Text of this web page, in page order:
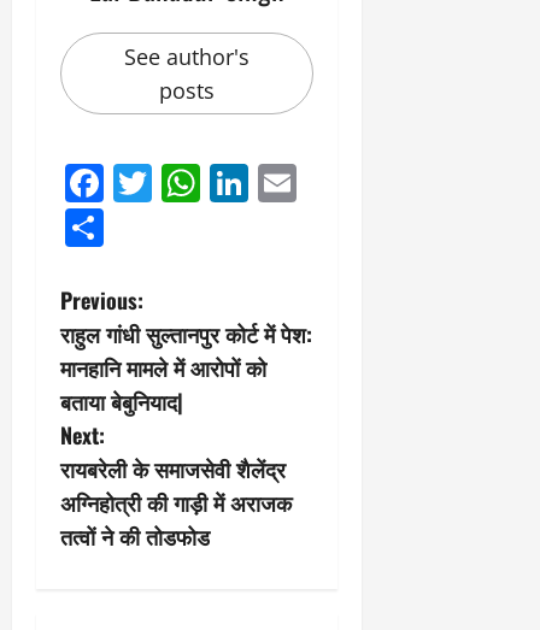
See author's
posts
Facebook
Twitter
WhatsApp
LinkedIn
P
o
s
t
n
a
Previous:
राहुल गांधी सुल्तानपुर कोर्ट में पेश:
मानहानि मामले में आरोपों को
बताया बेबुनियाद|
Next:
रायबरेली के समाजसेवी शैलेंद्र
अग्निहोत्री की गाड़ी में अराजक
तत्वों ने की तोडफोड